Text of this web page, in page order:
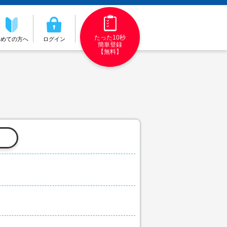
ての方へ ログイン
たった10秒
簡単登録
【無料】